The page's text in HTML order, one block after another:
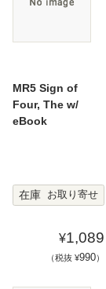
MR5 Sign of
Four, The w/
eBook
在庫 お取り寄せ
¥1,089
（税抜 ¥990）